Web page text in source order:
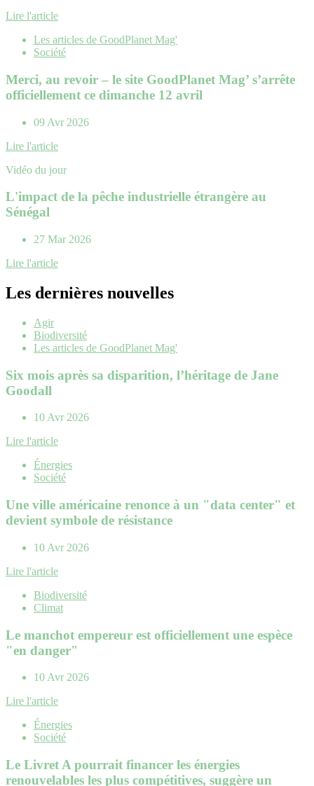
Lire l'article
Les articles de GoodPlanet Mag'
Société
Merci, au revoir – le site GoodPlanet Mag’ s’arrête
officiellement ce dimanche 12 avril
09 Avr 2026
Lire l'article
Vidéo du jour
L'impact de la pêche industrielle étrangère au
Sénégal
27 Mar 2026
Lire l'article
Les dernières nouvelles
Agir
Biodiversité
Les articles de GoodPlanet Mag'
Six mois après sa disparition, l’héritage de Jane
Goodall
10 Avr 2026
Lire l'article
Énergies
Société
Une ville américaine renonce à un "data center" et
devient symbole de résistance
10 Avr 2026
Lire l'article
Biodiversité
Climat
Le manchot empereur est officiellement une espèce
"en danger"
10 Avr 2026
Lire l'article
Énergies
Société
Le Livret A pourrait financer les énergies
renouvelables les plus compétitives, suggère un